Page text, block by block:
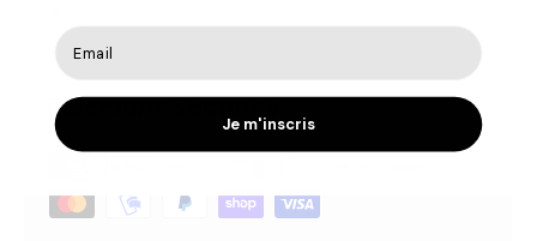
Paiement Sécurisé
Je m'inscris